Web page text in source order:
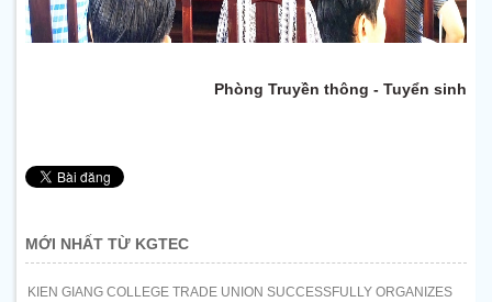
Phòng Truyền thông - Tuyển sinh
MỚI NHẤT TỪ KGTEC
KIEN GIANG COLLEGE TRADE UNION SUCCESSFULLY ORGANIZES